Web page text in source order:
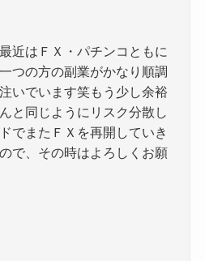
近はＦＸ・パチンコともに
つの方の副業がかなり順調
いでいます笑もう少し余裕
と同じようにリスク分散し
でまたＦＸを再開していき
で、その時はよろしくお願